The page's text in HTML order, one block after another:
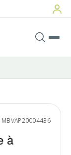
MBVAP20004436
à